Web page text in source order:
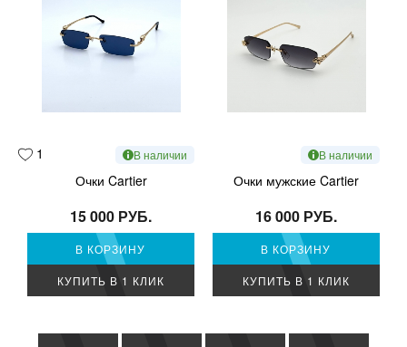
1 В наличии
Очки Cartier
15 000 РУБ.
В КОРЗИНУ
КУПИТЬ В 1 КЛИК
В наличии
Очки мужские Cartier
16 000 РУБ.
В КОРЗИНУ
КУПИТЬ В 1 КЛИК